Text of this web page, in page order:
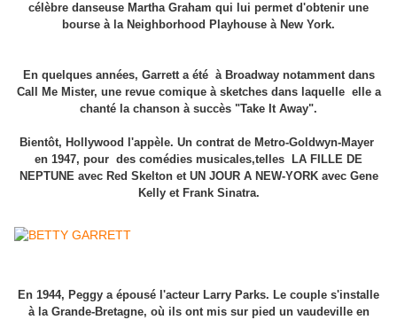
célèbre danseuse Martha Graham qui lui permet d'obtenir une
bourse à la Neighborhood Playhouse à New York.
En quelques années, Garrett a été à Broadway notamment dans
Call Me Mister, une revue comique à sketches dans laquelle elle a
chanté la chanson à succès "Take It Away".
Bientôt, Hollywood l'appèle. Un contrat de Metro-Goldwyn-Mayer
en 1947, pour des comédies musicales,telles LA FILLE DE
NEPTUNE avec Red Skelton et UN JOUR A NEW-YORK avec Gene
Kelly et Frank Sinatra.
En 1944, Peggy a épousé l'acteur Larry Parks. Le couple s'installe
à la Grande-Bretagne, où ils ont mis sur pied un vaudeville en